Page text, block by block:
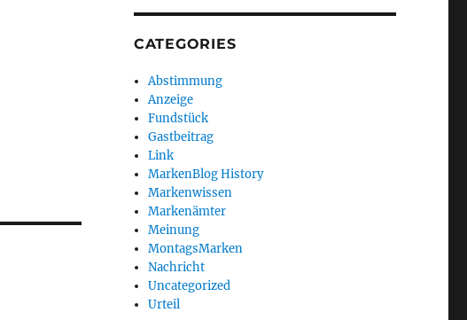
CATEGORIES
Abstimmung
Anzeige
Fundstück
Gastbeitrag
Link
MarkenBlog History
Markenwissen
Markenämter
Meinung
MontagsMarken
Nachricht
Uncategorized
Urteil